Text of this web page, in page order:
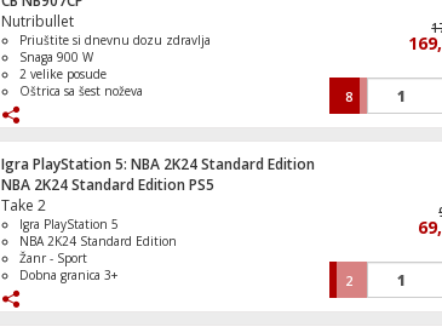
Nutribullet
Priuštite si dnevnu dozu zdravlja
Snaga 900 W
2 velike posude
Oštrica sa šest noževa
8
Igra PlayStation 5: NBA 2K24 Standard Edition
NBA 2K24 Standard Edition PS5
Take 2
Igra PlayStation 5
NBA 2K24 Standard Edition
Žanr - Sport
Dobna granica 3+
2